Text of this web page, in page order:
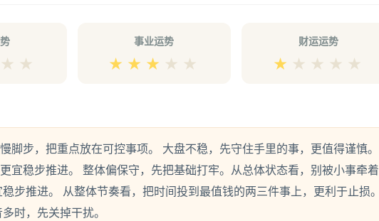
★ ★
事业运势
★ ★ ★ ★ ★
财运运势
★ ★ ★ ★ ★
步，把重点放在可控事项。 大盘不稳，先守住手里的事，更值得谨慎。
宜稳步推进。 整体偏保守，先把基础打牢。从总体状态看，别被小事牵着
步推进。 从整体节奏看，把时间投到最值钱的两三件事上，更利于止损。
时，先关掉干扰。